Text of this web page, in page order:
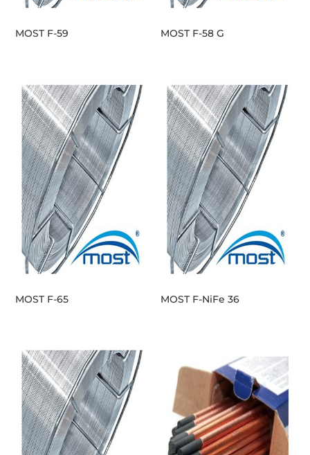
MOST F-59 MOST F-58 G
MOST F-65 MOST F-NiFe 36